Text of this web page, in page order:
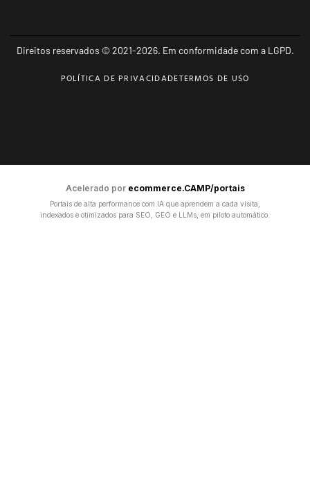
Direitos reservados © 2021-2026. Em conformidade com a LGPD.
POLÍTICA DE PRIVACIDADETERMOS DE USO
Acelerado por ecommerce.CAMP/portais
Portais de alta performance com IA que aprendem a cada visita,
indexados e otimizados para SEO, GEO e LLMs, em piloto automático.